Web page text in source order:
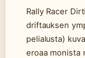
Rally Racer
driftauksen
pelialusta)
eroaa monista